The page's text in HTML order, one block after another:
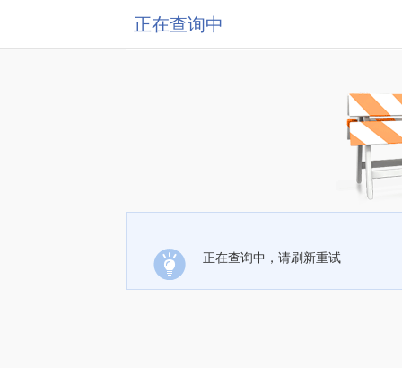
正在查询中
正在查询中，请刷新重试